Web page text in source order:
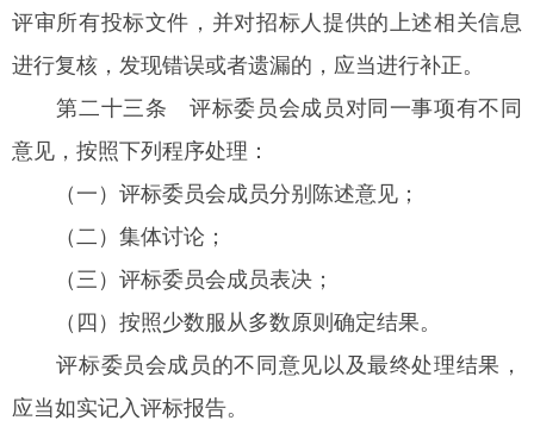
评审所有投标文件，并对招标人提供的上述相关信息
进行复核，发现错误或者遗漏的，应当进行补正。
第二十三条 评标委员会成员对同一事项有不同
意见，按照下列程序处理：
（一）评标委员会成员分别陈述意见；
（二）集体讨论；
（三）评标委员会成员表决；
（四）按照少数服从多数原则确定结果。
评标委员会成员的不同意见以及最终处理结果，
应当如实记入评标报告。